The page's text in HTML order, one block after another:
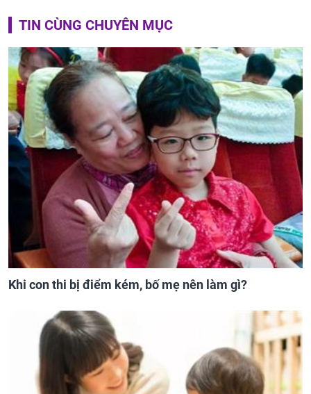
TIN CÙNG CHUYÊN MỤC
Khi con thi bị điểm kém, bố mẹ nên làm gì?